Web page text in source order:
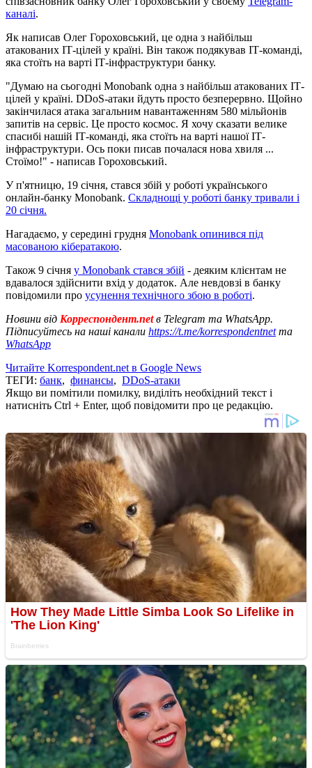
каналі.
Як написав Олег Гороховський, це одна з найбільш
атакованих ІТ-цілей у країні. Він також подякував ІТ-команді,
яка стоїть на варті ІТ-інфраструктури банку.
"Думаю на сьогодні Monobank одна з найбільш атакованих ІТ-
цілей у країні. DDoS-атаки йдуть просто безперервно. Щойно
закінчилася атака загальним навантаженням 580 мільйонів
запитів на сервіс. Це просто космос. Я хочу сказати велике
спасибі нашій ІТ-команді, яка стоїть на варті нашої ІТ-
інфраструктури. Ось поки писав почалася нова хвиля ...
Стоїмо!" - написав Гороховський.
У п'ятницю, 19 січня, стався збій у роботі українського
онлайн-банку Monobank. Складнощі у роботі банку тривали і
20 січня.
Нагадаємо, у середині грудня Monobank опинився під
масованою кібератакою.
Також 9 січня у Monobank стався збій - деяким клієнтам не
вдавалося здійснити вхід у додаток. Але невдовзі в банку
повідомили про усунення технічного збою в роботі.
Новини від Корреспондент.netв Telegram та WhatsApp.
Підписуйтесь на наші канали https://t.me/korrespondentnetта
WhatsApp
Читайте Korrespondent.net в Google News
ТЕГИ: банк, финансы, DDoS-атаки
Якщо ви помітили помилку, виділіть необхідний текст і
натисніть Ctrl + Enter, щоб повідомити про це редакцію.